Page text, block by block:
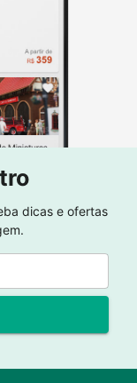
dicas e ofertas